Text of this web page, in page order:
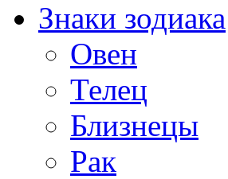
Знаки зодиака
Овен
Телец
Близнецы
Рак